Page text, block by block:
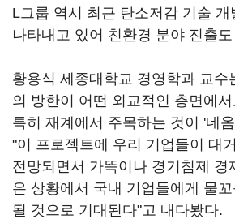
L그룹 역시 최근 탄소저감 기술
나타내고 있어 친환경 분야 진출
황용식 세종대학교 경영학과 교수
의 방한이 어떤 외교적인 층면에
특히 재계에서 주목하는 것이 '네
"이 프로젝트에 우리 기업들이 대
전망되면서 가뜩이나 경기침제 경
은 상황에서 국내 기업들에게 물
될 것으로 기대된다"고 내다봤다.